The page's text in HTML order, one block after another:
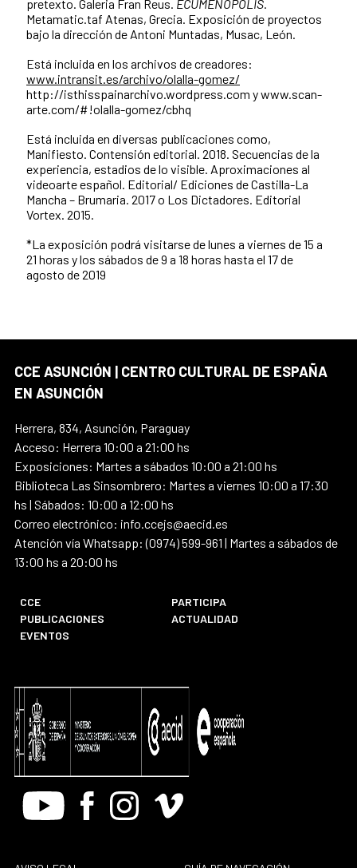
pretexto. Galeria Fran Reus. ECUMENOPOLIS.
Metamatic.taf Atenas, Grecia. Exposición de proyectos
bajo la dirección de Antoni Muntadas, Musac, León.
Está incluida en los archivos de creadores:
www.intransit.es/archivo/olalla-gomez/
http://isthisspainarchivo.wordpress.com y www.scan-
arte.com/#!olalla-gomez/cbhq
Está incluida en diversas publicaciones como,
Manifiesto. Contensión editorial. 2018. Secuencias de la
experiencia, estadios de lo visible. Aproximaciones al
videoarte español. Editorial/ Ediciones de Castilla-La
Mancha – Brumaria. 2017 o Los Dictadores. Editorial
Vortex. 2015.
*La exposición podrá visitarse de lunes a viernes de 15 a
21 horas y los sábados de 9 a 18 horas hasta el 17 de
agosto de 2019
CCE ASUNCIÓN | CENTRO CULTURAL DE ESPAÑA
EN ASUNCIÓN
Herrera, 834, Asunción, Paraguay
Acceso: Herrera 10:00 a 21:00 hs
Exposiciones: Martes a sábados 10:00 a 21:00 hs
Biblioteca Las Sinsombrero: Martes a viernes 10:00 a 17:30
hs | Sábados: 10:00 a 12:00 hs
Correo electrónico: info.ccejs@aecid.es
Atención vía Whatsapp: (0974) 599-961 | Martes a sábados de
13:00 hs a 20:00 hs
CCE
PARTICIPA
PUBLICACIONES
ACTUALIDAD
EVENTOS
Youtube FacebookInstagram
Vimeo